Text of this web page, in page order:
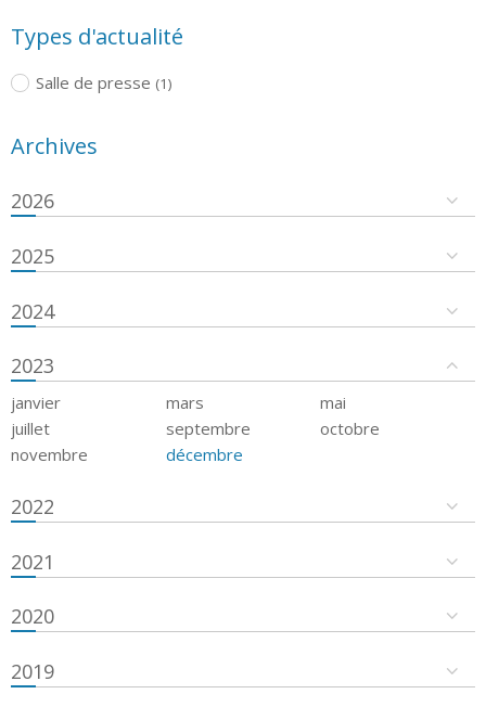
Types d'actualité
Salle de presse (1)
Archives
2026
2025
2024
2023
janvier mars
mai
juillet
septembre
octobre
novembre
décembre
2022
2021
2020
2019